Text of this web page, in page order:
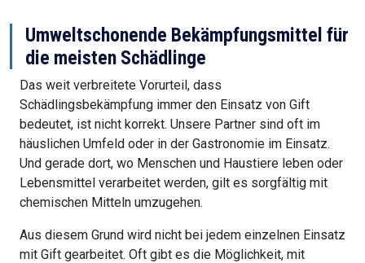
Umweltschonende Bekämpfungsmittel für
die meisten Schädlinge
Das weit verbreitete Vorurteil, dass
Schädlingsbekämpfung immer den Einsatz von Gift
bedeutet, ist nicht korrekt. Unsere Partner sind oft im
häuslichen Umfeld oder in der Gastronomie im Einsatz.
Und gerade dort, wo Menschen und Haustiere leben oder
Lebensmittel verarbeitet werden, gilt es sorgfältig mit
chemischen Mitteln umzugehen.
Aus diesem Grund wird nicht bei jedem einzelnen Einsatz
mit Gift gearbeitet. Oft gibt es die Möglichkeit, mit